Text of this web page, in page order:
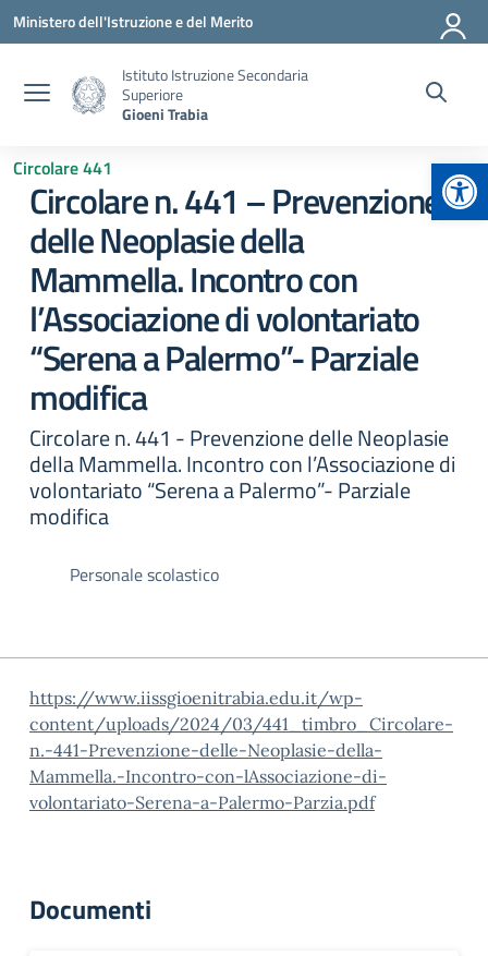
Vai ai contenuti
Vai al menu di navigazione
Vai al footer
Ministero dell'Istruzione e del Merito
Istituto Istruzione Secondaria
Superiore
Gioeni Trabia
Circolare 441
Circolare n. 441 – Prevenzione
delle Neoplasie della
Mammella. Incontro con
l’Associazione di volontariato
“Serena a Palermo”- Parziale
modifica
Circolare n. 441 - Prevenzione delle Neoplasie
della Mammella. Incontro con l’Associazione di
volontariato “Serena a Palermo”- Parziale
modifica
Personale scolastico
https://www.iissgioenitrabia.edu.it/wp-
content/uploads/2024/03/441_timbro_Circolare-
n.-441-Prevenzione-delle-Neoplasie-della-
Mammella.-Incontro-con-lAssociazione-di-
volontariato-Serena-a-Palermo-Parzia.pdf
Documenti